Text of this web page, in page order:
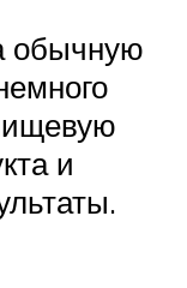
обычную
и